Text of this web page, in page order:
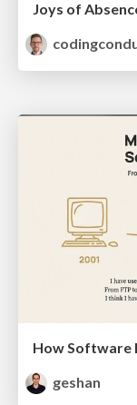
Joys of
geshan